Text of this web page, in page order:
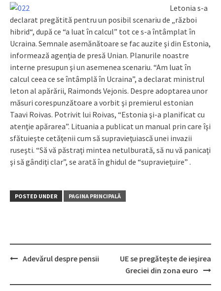
Letonia s-a
declarat pregătită pentru un posibil scenariu de „război
hibrid“, după ce “a luat în calcul” tot ce s-a întâmplat în
Ucraina. Semnale asemănătoare se fac auzite şi din Estonia,
informează agenţia de presă Unian. Planurile noastre
interne presupun şi un asemenea scenariu. “Am luat în
calcul ceea ce se întâmplă în Ucraina”, a declarat ministrul
leton al apărării, Raimonds Vejonis. Despre adoptarea unor
măsuri corespunzătoare a vorbit şi premierul estonian
Taavi Roivas. Potrivit lui Roivas, “Estonia şi-a planificat cu
atenţie apărarea”. Lituania a publicat un manual prin care îşi
sfătuieşte cetăţenii cum să supravieţuiască unei invazii
ruseşti. “Să vă păstraţi mintea netulburată, să nu vă panicaţi
şi să gândiţi clar”, se arată în ghidul de “supravieţuire” .
POSTED UNDER PAGINA PRINCIPALĂ
navigation
Adevărul despre pensii
UE se pregăteşte de ieşirea
Greciei din zona euro